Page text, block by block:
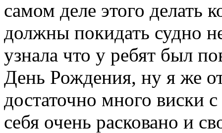
самом деле этого делать
должны покидать судно
узнала что у ребят был
День Рождения, ну я же
достаточно много виски
себя очень расковано и